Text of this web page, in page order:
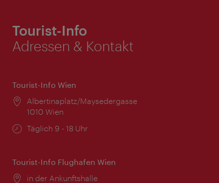
Tourist-Info
Adressen & Kontakt
Tourist-Info Wien
Ort:
Albertinaplatz/Maysedergasse
1010 Wien
Öffnungszeiten:
Täglich 9 - 18 Uhr
Tourist-Info Flughafen Wien
Ort:
in der Ankunftshalle